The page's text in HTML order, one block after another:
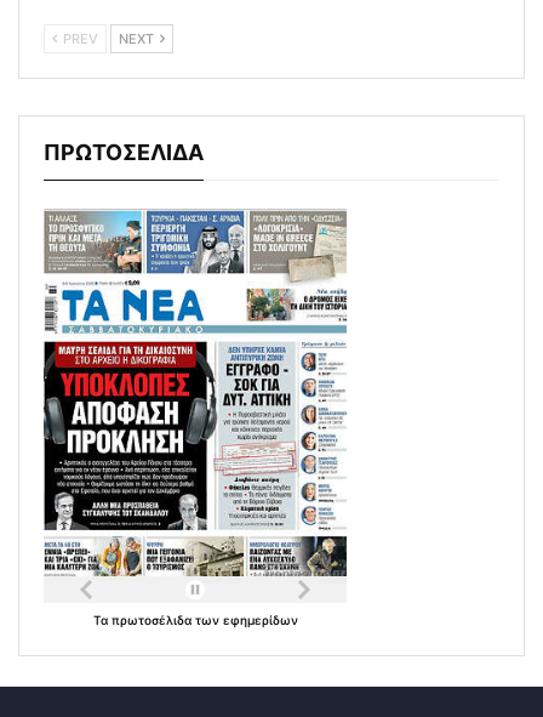
PREV NEXT
ΠΡΩΤΟΣΕΛΙΔΑ
Τα πρωτοσέλιδα των εφημερίδων